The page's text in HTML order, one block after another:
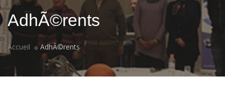
AdhÃ©rents
Accueil AdhÃ©rents